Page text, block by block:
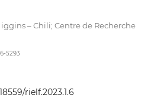
– Chili; Centre de Recherche
5293
rielf.2023.1.6